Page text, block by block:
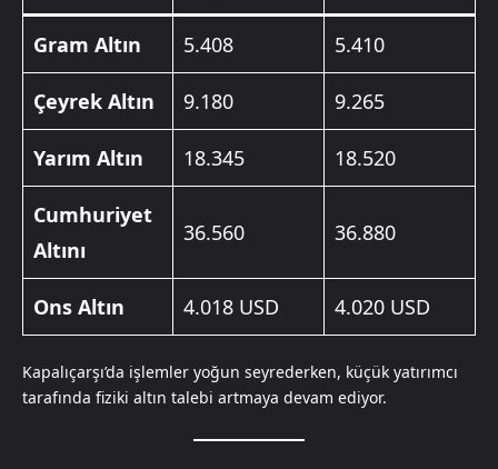
Gram Altın 5.408 5.410
Çeyrek Altın 9.180 9.265
Yarım Altın 18.345 18.520
Cumhuriyet
Altını
36.560 36.880
Ons Altın 4.018 USD 4.020 USD
Kapalıçarşı’da işlemler yoğun seyrederken, küçük yatırımcı
tarafında fiziki altın talebi artmaya devam ediyor.